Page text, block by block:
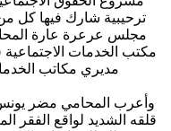
ترحيبية شارك فيها كل
مجلس عرعرة عارة
مكتب الخدمات
مديري مكاتب
وأعرب المحامي مضر
قلقه الشديد لواقع الفقر